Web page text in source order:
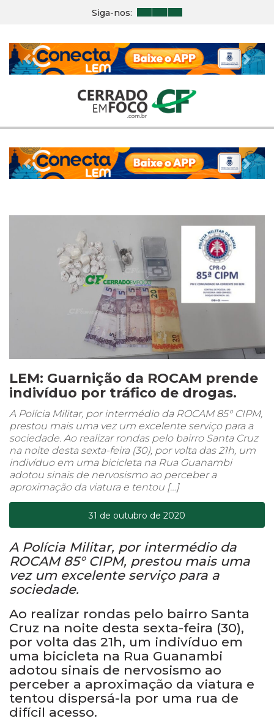
Siga-nos:
Previous Next
Previous Next
LEM: Guarnição da ROCAM prende
indivíduo por tráfico de drogas.
A Polícia Militar, por intermédio da ROCAM 85° CIPM,
prestou mais uma vez um excelente serviço para a
sociedade. Ao realizar rondas pelo bairro Santa Cruz
na noite desta sexta-feira (30), por volta das 21h, um
indivíduo em uma bicicleta na Rua Guanambi
adotou sinais de nervosismo ao perceber a
aproximação da viatura e tentou […]
31 de outubro de 2020
A Polícia Militar, por intermédio da
ROCAM 85° CIPM, prestou mais uma
vez um excelente serviço para a
sociedade.
Ao realizar rondas pelo bairro Santa
Cruz na noite desta sexta-feira (30),
por volta das 21h, um indivíduo em
uma bicicleta na Rua Guanambi
adotou sinais de nervosismo ao
perceber a aproximação da viatura e
tentou dispersá-la por uma rua de
difícil acesso.